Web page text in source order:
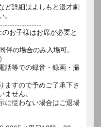
ど詳細はよしもと漫才劇
お子様はお席が必要と
の場合のみ入場可。
話等での録音・録画・撮
ますので予めご了承下さ
ません。
に従わない場合はご退場